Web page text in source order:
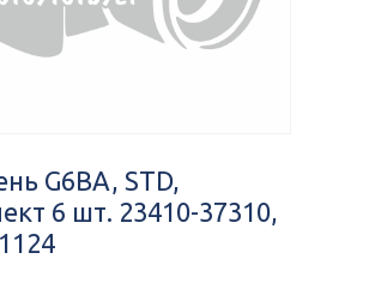
G6BA, STD,
6 шт. 23410-37310,